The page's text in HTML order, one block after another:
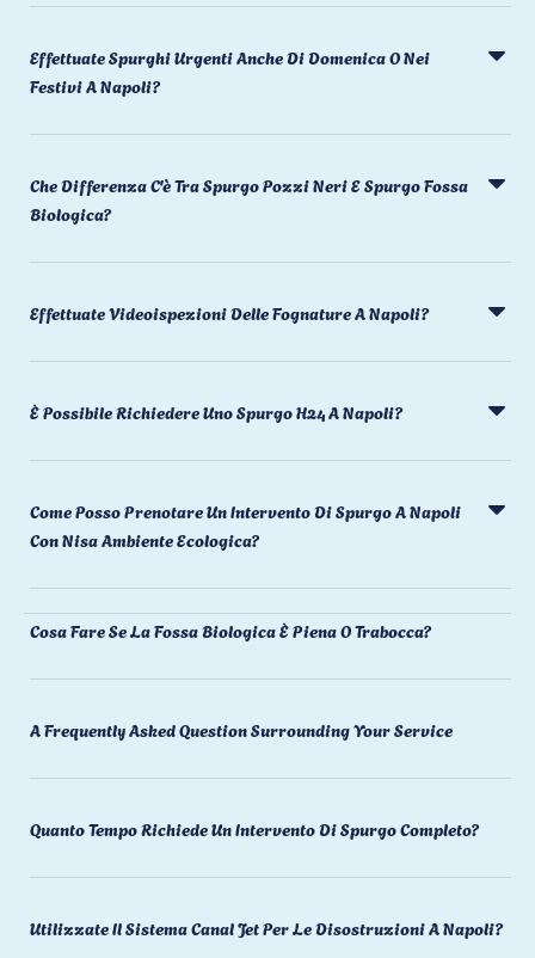
Effettuate Spurghi Urgenti Anche Di Domenica O Nei
Festivi A Napoli?
Che Differenza C'è Tra Spurgo Pozzi Neri E Spurgo Fossa
Biologica?
Effettuate Videoispezioni Delle Fognature A Napoli?
È Possibile Richiedere Uno Spurgo H24 A Napoli?
Come Posso Prenotare Un Intervento Di Spurgo A Napoli
Con Nisa Ambiente Ecologica?
Cosa Fare Se La Fossa Biologica È Piena O Trabocca?
A Frequently Asked Question Surrounding Your Service
Quanto Tempo Richiede Un Intervento Di Spurgo Completo?
Utilizzate Il Sistema Canal Jet Per Le Disostruzioni A Napoli?